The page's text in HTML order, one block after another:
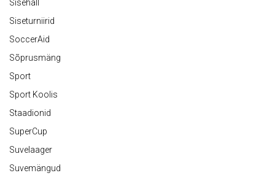
Sisehall
Siseturniirid
SoccerAid
Sõprusmäng
Sport
Sport Koolis
Staadionid
SuperCup
Suvelaager
Suvemängud